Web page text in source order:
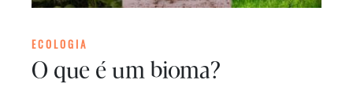
ECOLOGIA
O que é um bioma?